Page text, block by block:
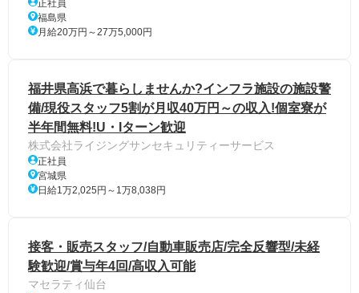
正社員
福島県
月給20万円～27万5,000円
福井県高浜で暮らしませんか?インフラ施設の施設警
備/現役スタッフ5割が月収40万円～の収入!個室寮が
半年間無料!U・Iターン歓迎
株式会社ライジングサンセキュリティーサービス
正社員
宮城県
日給1万2,025円～1万8,038円
接客・販売スタッフ/自動車販売店/完全反響型/未経
験歓迎/賞与年4回/高収入可能
マセラティ仙台